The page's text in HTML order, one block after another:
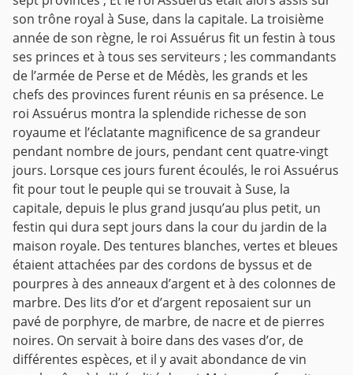
son trône royal à Suse, dans la capitale. La troisième
année de son règne, le roi Assuérus fit un festin à tous
ses princes et à tous ses serviteurs ; les commandants
de l’armée de Perse et de Médès, les grands et les
chefs des provinces furent réunis en sa présence. Le
roi Assuérus montra la splendide richesse de son
royaume et l’éclatante magnificence de sa grandeur
pendant nombre de jours, pendant cent quatre-vingt
jours. Lorsque ces jours furent écoulés, le roi Assuérus
fit pour tout le peuple qui se trouvait à Suse, la
capitale, depuis le plus grand jusqu’au plus petit, un
festin qui dura sept jours dans la cour du jardin de la
maison royale. Des tentures blanches, vertes et bleues
étaient attachées par des cordons de byssus et de
pourpres à des anneaux d’argent et à des colonnes de
marbre. Des lits d’or et d’argent reposaient sur un
pavé de porphyre, de marbre, de nacre et de pierres
noires. On servait à boire dans des vases d’or, de
différentes espèces, et il y avait abondance de vin